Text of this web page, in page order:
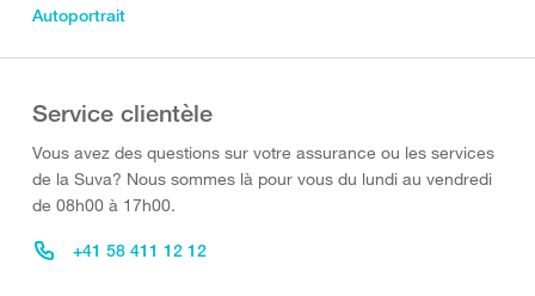
Autoportrait
Service clientèle
Vous avez des questions sur votre assurance ou les services
de la Suva? Nous sommes là pour vous du lundi au vendredi
de 08h00 à 17h00.
+41 58 411 12 12